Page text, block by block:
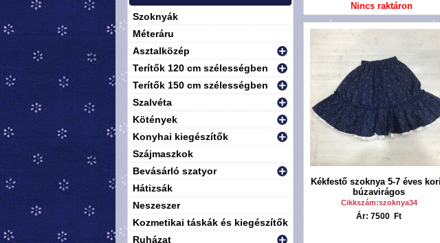
Szoknyák
Méteráru
Asztalközép
Terítők 120 cm szélességben
Terítők 150 cm szélességben
Szalvéta
Kötények
Konyhai kiegészítők
Szájmaszkok
Bevásárló szatyor
Hátizsák
Neszeszer
Kozmetikai táskák és kiegészítők
Ruházat
Nincs raktáron
Kékfestő szoknya 5-7 éves
búzavirágos
Cikkszám:szoknya34
Ár: 7500 Ft